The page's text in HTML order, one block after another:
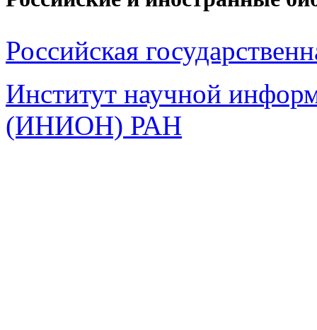
Российская
Институт научной
(ИНИОН) РАН